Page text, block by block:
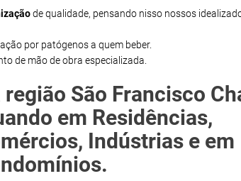
de qualidade, pensando nisso nossos
por patógenos a quem beber.
de mão de obra especializada.
região São Francisco
em Residências,
Indústrias e em